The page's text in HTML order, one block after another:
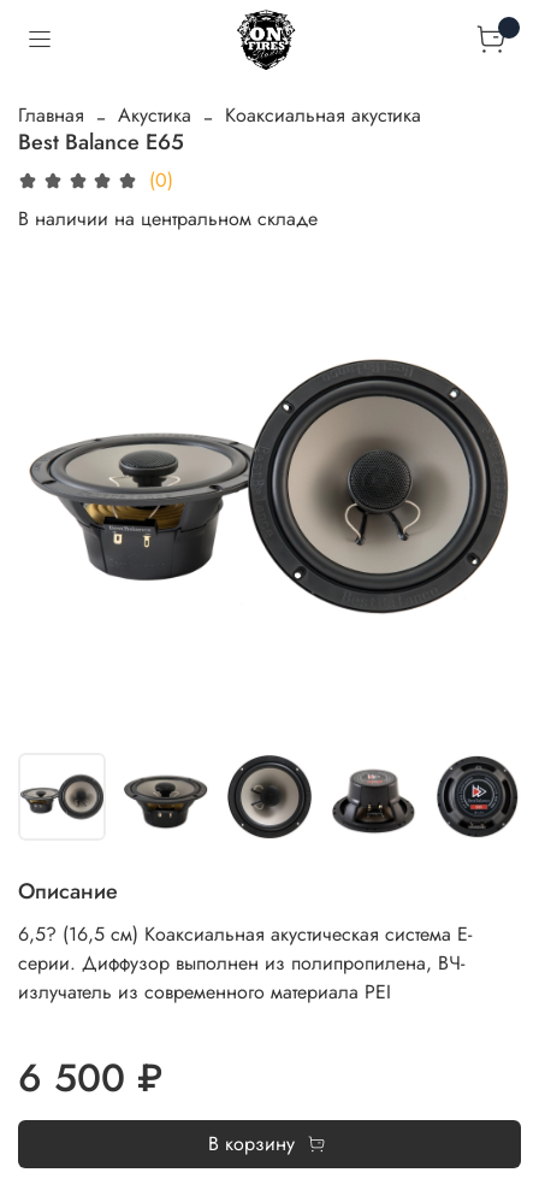
Главная Акустика Коаксиальная акустика
Best Balance E65
(0)
В наличии на центральном складе
Описание
6,5? (16,5 см) Коаксиальная акустическая система Е-
серии. Диффузор выполнен из полипропилена, ВЧ-
излучатель из современного материала PEI
6 500 ₽
В корзину